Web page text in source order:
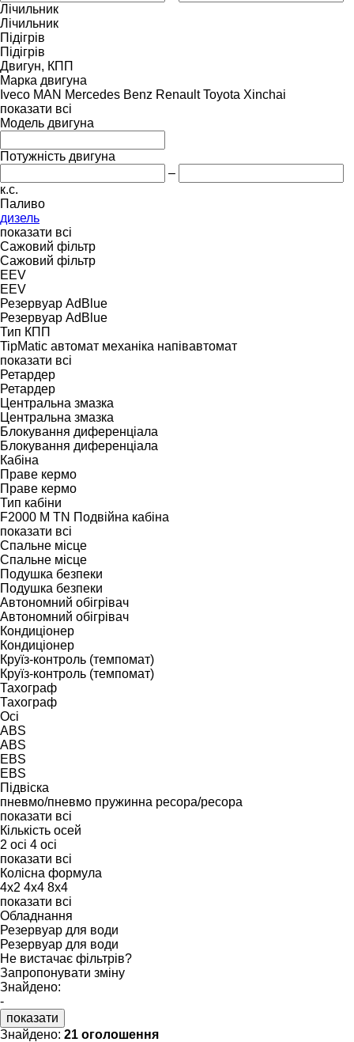
Лічильник
Лічильник
Підігрів
Підігрів
Двигун, КПП
Марка двигуна
Iveco MAN Mercedes Benz Renault Toyota Xinchai
показати всі
Модель двигуна
Потужність двигуна
–
к.с.
Паливо
дизель
показати всі
Сажовий фільтр
Сажовий фільтр
EEV
EEV
Резервуар AdBlue
Резервуар AdBlue
Тип КПП
TipMatic автомат механіка напівавтомат
показати всі
Ретардер
Ретардер
Центральна змазка
Центральна змазка
Блокування диференціала
Блокування диференціала
Кабіна
Праве кермо
Праве кермо
Тип кабіни
F2000 M TN Подвійна кабіна
показати всі
Спальне місце
Спальне місце
Подушка безпеки
Подушка безпеки
Автономний обігрівач
Автономний обігрівач
Кондиціонер
Кондиціонер
Круїз-контроль (темпомат)
Круїз-контроль (темпомат)
Тахограф
Тахограф
Осі
ABS
ABS
EBS
EBS
Підвіска
пневмо/пневмо пружинна ресора/ресора
показати всі
Кількість осей
2 осі 4 осі
показати всі
Колісна формула
4x2 4x4 8x4
показати всі
Обладнання
Резервуар для води
Резервуар для води
Не вистачає фільтрів?
Запропонувати зміну
Знайдено:
-
показати
Знайдено: 21 оголошення